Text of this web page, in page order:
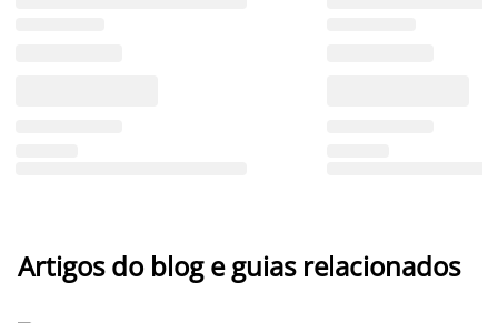
Artigos do blog e guias relacionados